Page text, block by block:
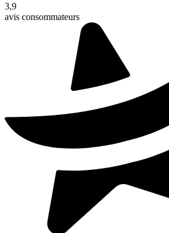
3,9
avis consommateurs